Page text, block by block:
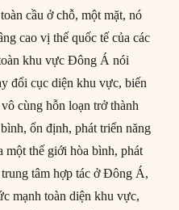
cầu ở chỗ, một mặt, nó
cao vị thế quốc tế của các
khu vực Đông Á nói
đổi cục diện khu vực, biến
cùng hỗn loạn trở thành
ổn định, phát triển năng
một thế giới hòa bình, phát
tâm hợp tác ở Đông Á,
mạnh toàn diện khu vực,